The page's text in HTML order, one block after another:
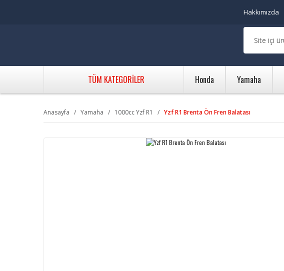
Hakkımızda
TÜM KATEGORİLER Honda Yamaha
Anasayfa Yamaha 1000cc Yzf R1 Yzf R1 Brenta Ön Fren Balatası